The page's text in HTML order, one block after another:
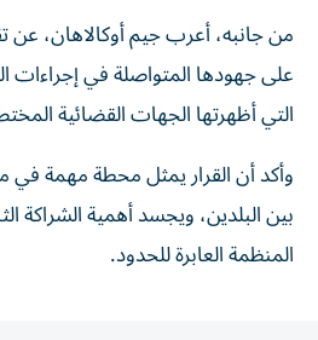
من جانبه، أعرب جيم أوكالاهان، عن
على جهودها المتواصلة في إجراءات
التي أظهرتها الجهات القضائية
وأكد أن القرار يمثل محطة مهمة في
بين البلدين، ويجسد أهمية الشراكة
المنظمة العابرة للحدود.